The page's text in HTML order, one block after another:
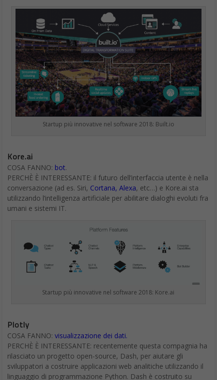
Startup più innovative nel software 2018: Built.io
Kore.ai
COSA FANNO: bot.
PERCHÈ È INTERESSANTE: il futuro dell’interfaccia utente è nella
conversazione (ad es. Siri, Cortana, Alexa, etc…) e Kore.ai sta
utilizzando l’intelligenza artificiale per abilitare dialoghi evoluti fra
umani e sistemi IT.
Startup più innovative nel software 2018: Kore.ai
Plotly
COSA FANNO: visualizzazione dei dati.
PERCHÈ È INTERESSANTE: recentemente questa compagnia ha
rilasciato un progetto open-source, Dash, per aiutare gli
sviluppatori a costruire applicazioni web analitiche utilizzando il
linguaggio di programmazione Python. Dash è costruito su